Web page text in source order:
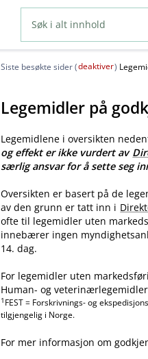
Siste besøkte sider (deaktiver)
Legemidler på
Legemidlene i oversikten
og effekt er ikke vurdert av
særlig ansvar for å sette seg
Oversikten er basert på de
av den grunn er tatt inn i
ofte til legemidler uten
innebærer ingen
14. dag.
For legemidler uten
Human- og
1 FEST = Forskrivnings- og
tilgjengelig i Norge.
For mer informasjon om